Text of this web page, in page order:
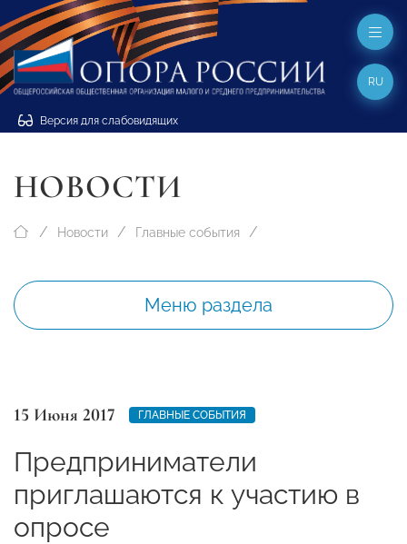
Версия для слабовидящих
RU
НОВОСТИ
Новости Главные события
Меню раздела
15 Июня 2017 ГЛАВНЫЕ СОБЫТИЯ
Предприниматели
приглашаются к участию в
опросе